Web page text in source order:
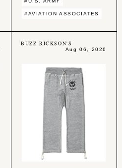
#AVIATION ASSOCIATES
BUZZ RICKSON'S
Aug 06, 2026